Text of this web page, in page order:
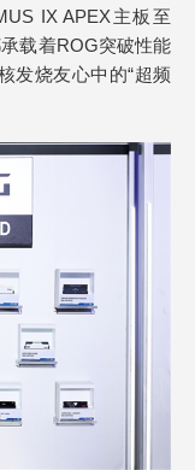
IX APEX主板至
载着ROG突破性能
发烧友心中的“超频